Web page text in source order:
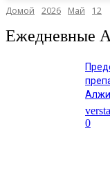
Домой 2026 Май 12
Ежедневные
0